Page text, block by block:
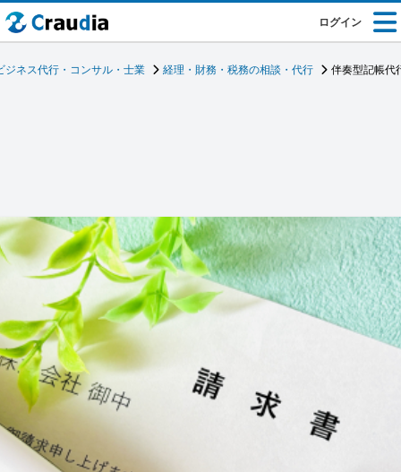
ログイン
ジネス代行・コンサル・士業 経理・財務・税務の相談・代行 伴奏型記帳代